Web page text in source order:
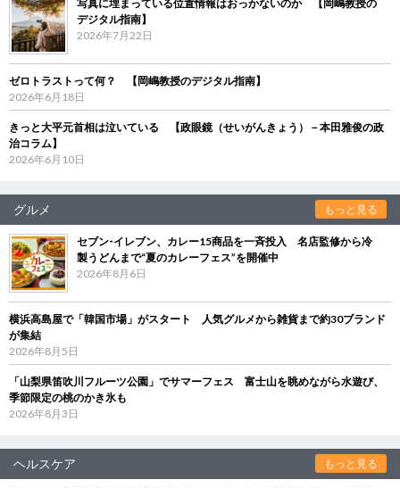
写真に埋まっている位置情報はおっかないのか 【岡嶋教授の
デジタル指南】
2026年7月22日
ゼロトラストって何？ 【岡嶋教授のデジタル指南】
2026年6月18日
きっと大平元首相は泣いている 【政眼鏡（せいがんきょう）－本田雅俊の政
治コラム】
2026年6月10日
グルメ もっと見る
セブン‐イレブン、カレー15商品を一斉投入 名店監修から冷
製うどんまで“夏のカレーフェス”を開催中
2026年8月6日
横浜高島屋で「韓国市場」がスタート 人気グルメから雑貨まで約30ブランド
が集結
2026年8月5日
「山梨県笛吹川フルーツ公園」でサマーフェス 富士山を眺めながら水遊び、
季節限定の桃のかき氷も
2026年8月3日
ヘルスケア もっと見る